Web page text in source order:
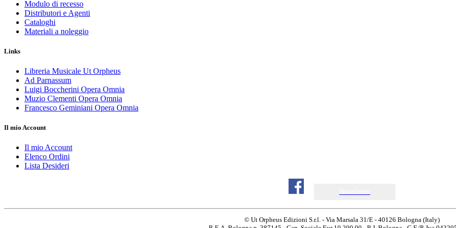
Modulo di recesso
Distributori e Agenti
Cataloghi
Materiali a noleggio
Links
Libreria Musicale Ut Orpheus
Ad Parnassum
Luigi Boccherini Opera Omnia
Muzio Clementi Opera Omnia
Francesco Geminiani Opera Omnia
Il mio Account
Il mio Account
Elenco Ordini
Lista Desideri
© Ut Orpheus Edizioni S.r.l. - Via Marsala 31/E - 40126 Bologna (Italy)